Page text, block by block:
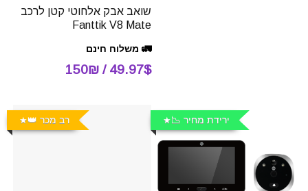
שואב אבק אלחוטי קטן לרכב
Fanttik V8 Mate
🚛 משלוח חינם
49.97$ / 150₪
ירידת מחיר 📉 רב מכר 👑